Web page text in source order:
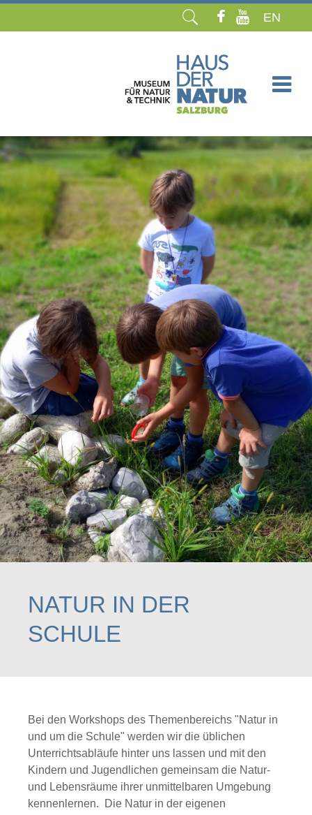
EN
überspringen
NATUR IN DER
SCHULE
Bei den Workshops des Themenbereichs "Natur in
und um die Schule" werden wir die üblichen
Unterrichtsabläufe hinter uns lassen und mit den
Kindern und Jugendlichen gemeinsam die Natur-
und Lebensräume ihrer unmittelbaren Umgebung
kennenlernen. Die Natur in der eigenen